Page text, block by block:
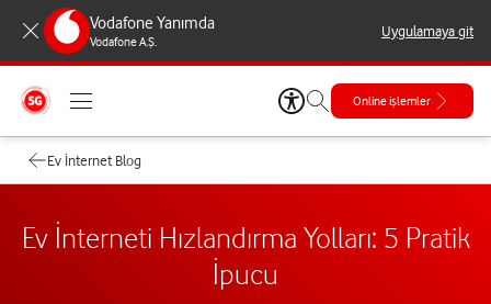
Vodafone Yanımda
Vodafone A.Ş.
Uygulamaya git
Online işlemler
Ev İnternet Blog
Ev İnterneti Hızlandırma Yolları: 5 Pratik
İpucu